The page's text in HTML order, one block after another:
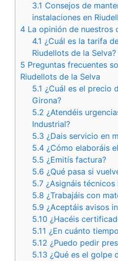
3.1 Consejos de
instalaciones en
4 La opinión de nuestros
4.1 ¿Cuál es la tarifa
Riudellots de la Selva?
5 Preguntas frecuentes
Riudellots de la Selva
5.1 ¿Cuál es el precio
Girona?
5.2 ¿Atendéis
Industrial?
5.3 ¿Dais servicio en
5.4 ¿Cómo elaboráis
5.5 ¿Emitís factura?
5.6 ¿Qué pasa si
5.7 ¿Asignáis técnicos
5.8 ¿Trabajáis con
5.9 ¿Aceptáis avisos
5.10 ¿Hacéis
5.11 ¿En cuánto
5.12 ¿Puedo pedir
5.13 ¿Qué es el golpe